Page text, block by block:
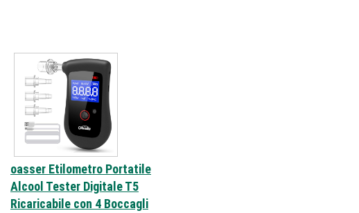
oasser Etilometro Portatile
Alcool Tester Digitale T5
Ricaricabile con 4 Boccagli